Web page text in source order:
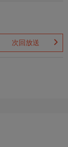
次回放送